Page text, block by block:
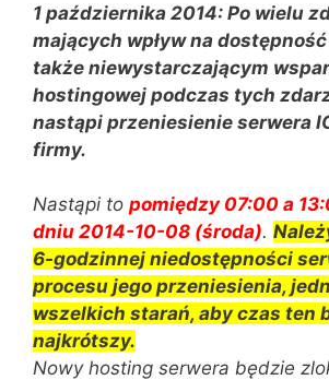
1 października 2014: Po wielu
mających wpływ na
także niewystarczającym
hostingowej podczas tych
nastąpi przeniesienie serwera
firmy.
Nastąpi to pomiędzy 07:00 a
dniu 2014-10-08 (środa).
6-godzinnej niedostępności
procesu jego przeniesienia,
wszelkich starań, aby czas ten
najkrótszy.
Nowy hosting serwera będzie